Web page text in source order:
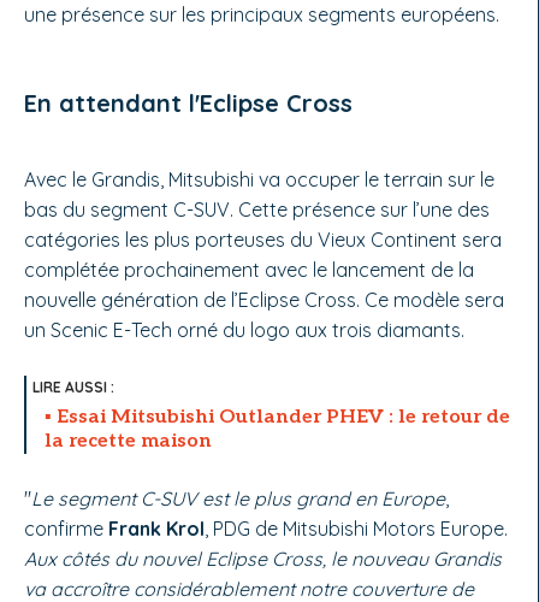
une présence sur les principaux segments européens.
En attendant l'Eclipse Cross
Avec le Grandis, Mitsubishi va occuper le terrain sur le
bas du segment C-SUV. Cette présence sur l’une des
catégories les plus porteuses du Vieux Continent sera
complétée prochainement avec le lancement de la
nouvelle génération de l’Eclipse Cross. Ce modèle sera
un Scenic E-Tech orné du logo aux trois diamants.
Essai Mitsubishi Outlander PHEV : le retour de
la recette maison
"Le segment C-SUV est le plus grand en Europe,
confirme Frank Krol , PDG de Mitsubishi Motors Europe.
Aux côtés du nouvel Eclipse Cross, le nouveau Grandis
va accroître considérablement notre couverture de